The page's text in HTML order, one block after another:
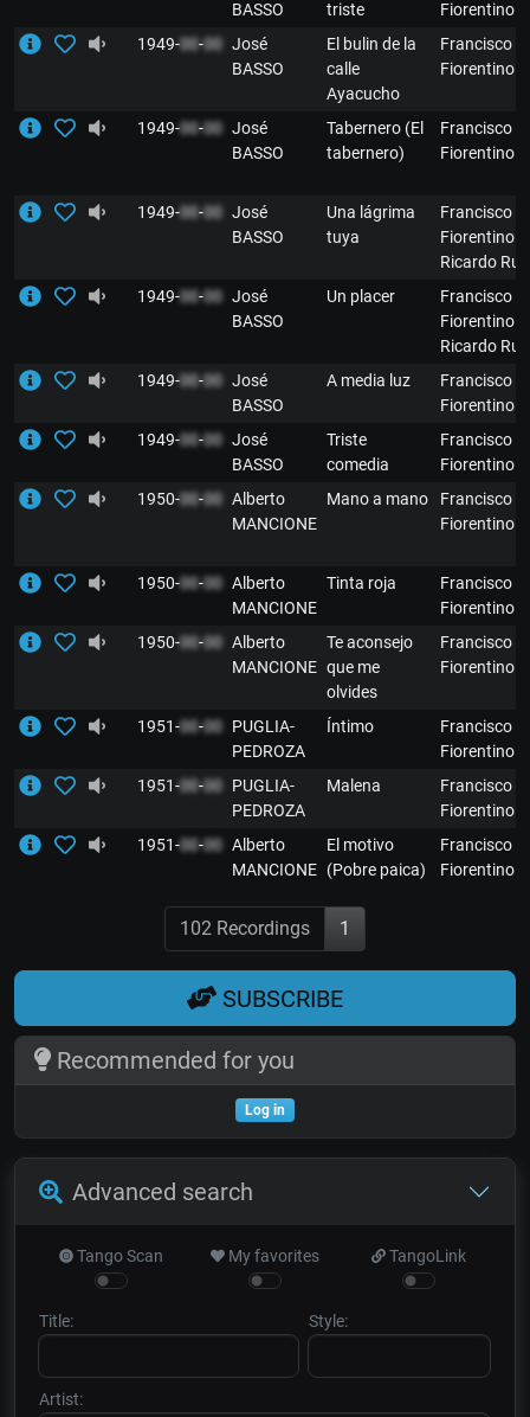
BASSO triste
Fiorentino
1949-00-00 José
BASSO
El bulin de la
calle
Ayacucho
Francisco
Fiorentino
1949-00-00 José
BASSO
Tabernero (El
tabernero)
Francisco
Fiorentino
1949-00-00 José
BASSO
Una lágrima
tuya
Francisco
Fiorentino y
Ricardo
1949-00-00 José
BASSO
Un placer
Francisco
Fiorentino y
Ricardo
1949-00-00 José
BASSO
A media luz
Francisco
Fiorentino
1949-00-00 José
BASSO
Triste
comedia
Francisco
Fiorentino
1950-00-00 Alberto
MANCIONE
Mano a mano
Francisco
Fiorentino
1950-00-00 Alberto
MANCIONE
Tinta roja
Francisco
Fiorentino
1950-00-00 Alberto
MANCIONE
Te aconsejo
que me
olvides
Francisco
Fiorentino
1951-00-00
PUGLIA-
PEDROZA
Íntimo
Francisco
Fiorentino
1951-00-00
PUGLIA-
PEDROZA
Malena
Francisco
Fiorentino
1951-00-00 Alberto
MANCIONE
El motivo
(Pobre paica)
Francisco
Fiorentino
102 Recordings 1
SUBSCRIBE
Recommended for you
Log in
Advanced search
Tango Scan My favorites TangoLink
Title: Style:
Artist: